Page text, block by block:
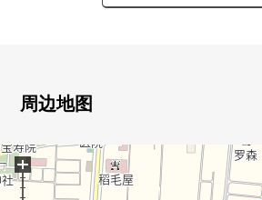
・野村不动产株式会社开发并分售
・每前面道路幅员约6.0m有开放感觉
・有约17.0张塌塌米舒适的LDK
・第一类低层住宅专用区的清静的住宅区
周边地图
+